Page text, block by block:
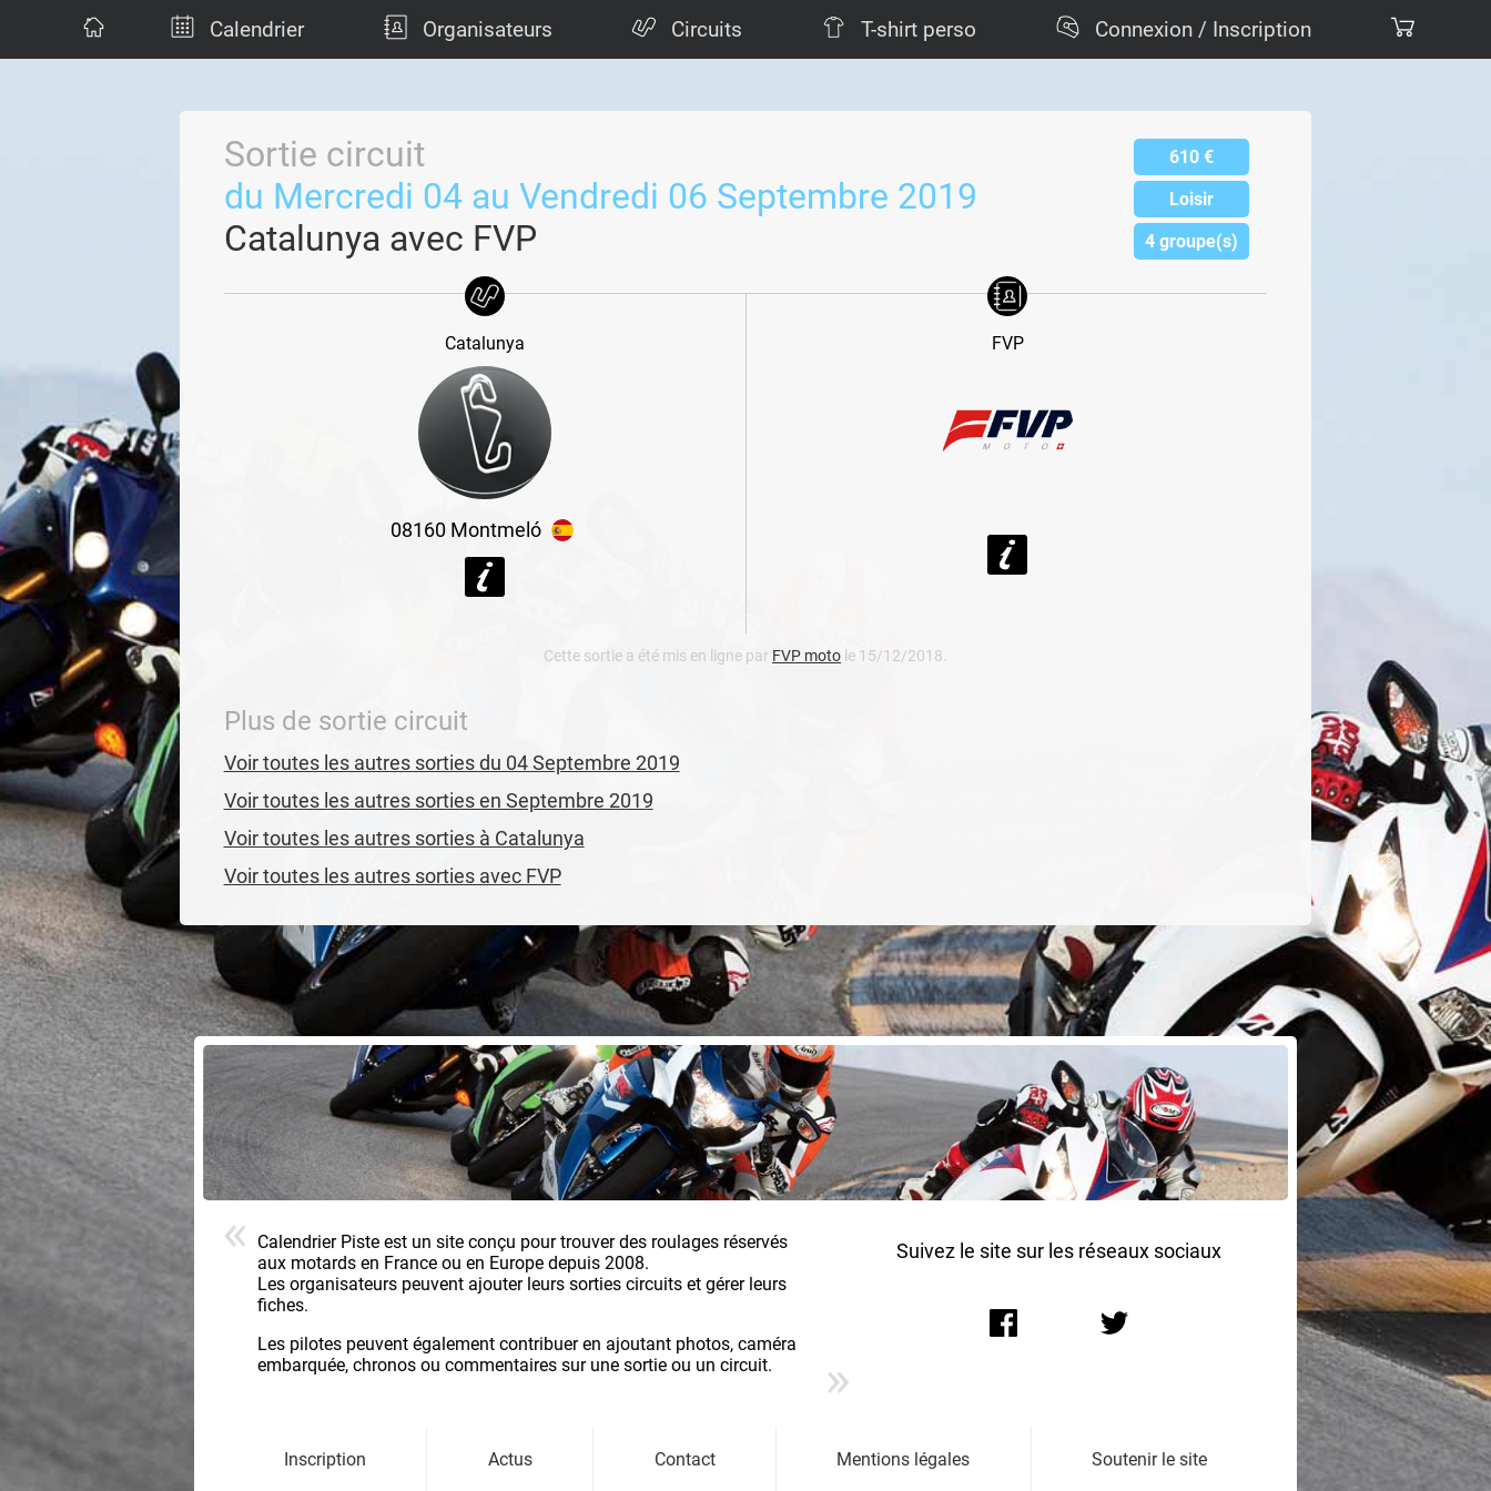
Calendrier Organisateurs Circuits T-shirt perso Connexion / Inscription
Sortie circuit
du Mercredi 04 au Vendredi 06 Septembre 2019
Catalunya avec FVP
610 €
Loisir
4 groupe(s)
Catalunya
08160 Montmeló
FVP
Cette sortie a été mis en ligne par FVP motole 15/12/2018.
Plus de sortie circuit
Voir toutes les autres sorties du 04 Septembre 2019
Voir toutes les autres sorties en Septembre 2019
Voir toutes les autres sorties à Catalunya
Voir toutes les autres sorties avec FVP
Calendrier Piste est un site conçu pour trouver des roulages réservés
aux motards en France ou en Europe depuis 2008.
Les organisateurs peuvent ajouter leurs sorties circuits et gérer leurs
fiches.
Les pilotes peuvent également contribuer en ajoutant photos, caméra
embarquée, chronos ou commentaires sur une sortie ou un circuit.
Suivez le site sur les réseaux sociaux
Inscription Actus Contact Mentions légales Soutenir le site